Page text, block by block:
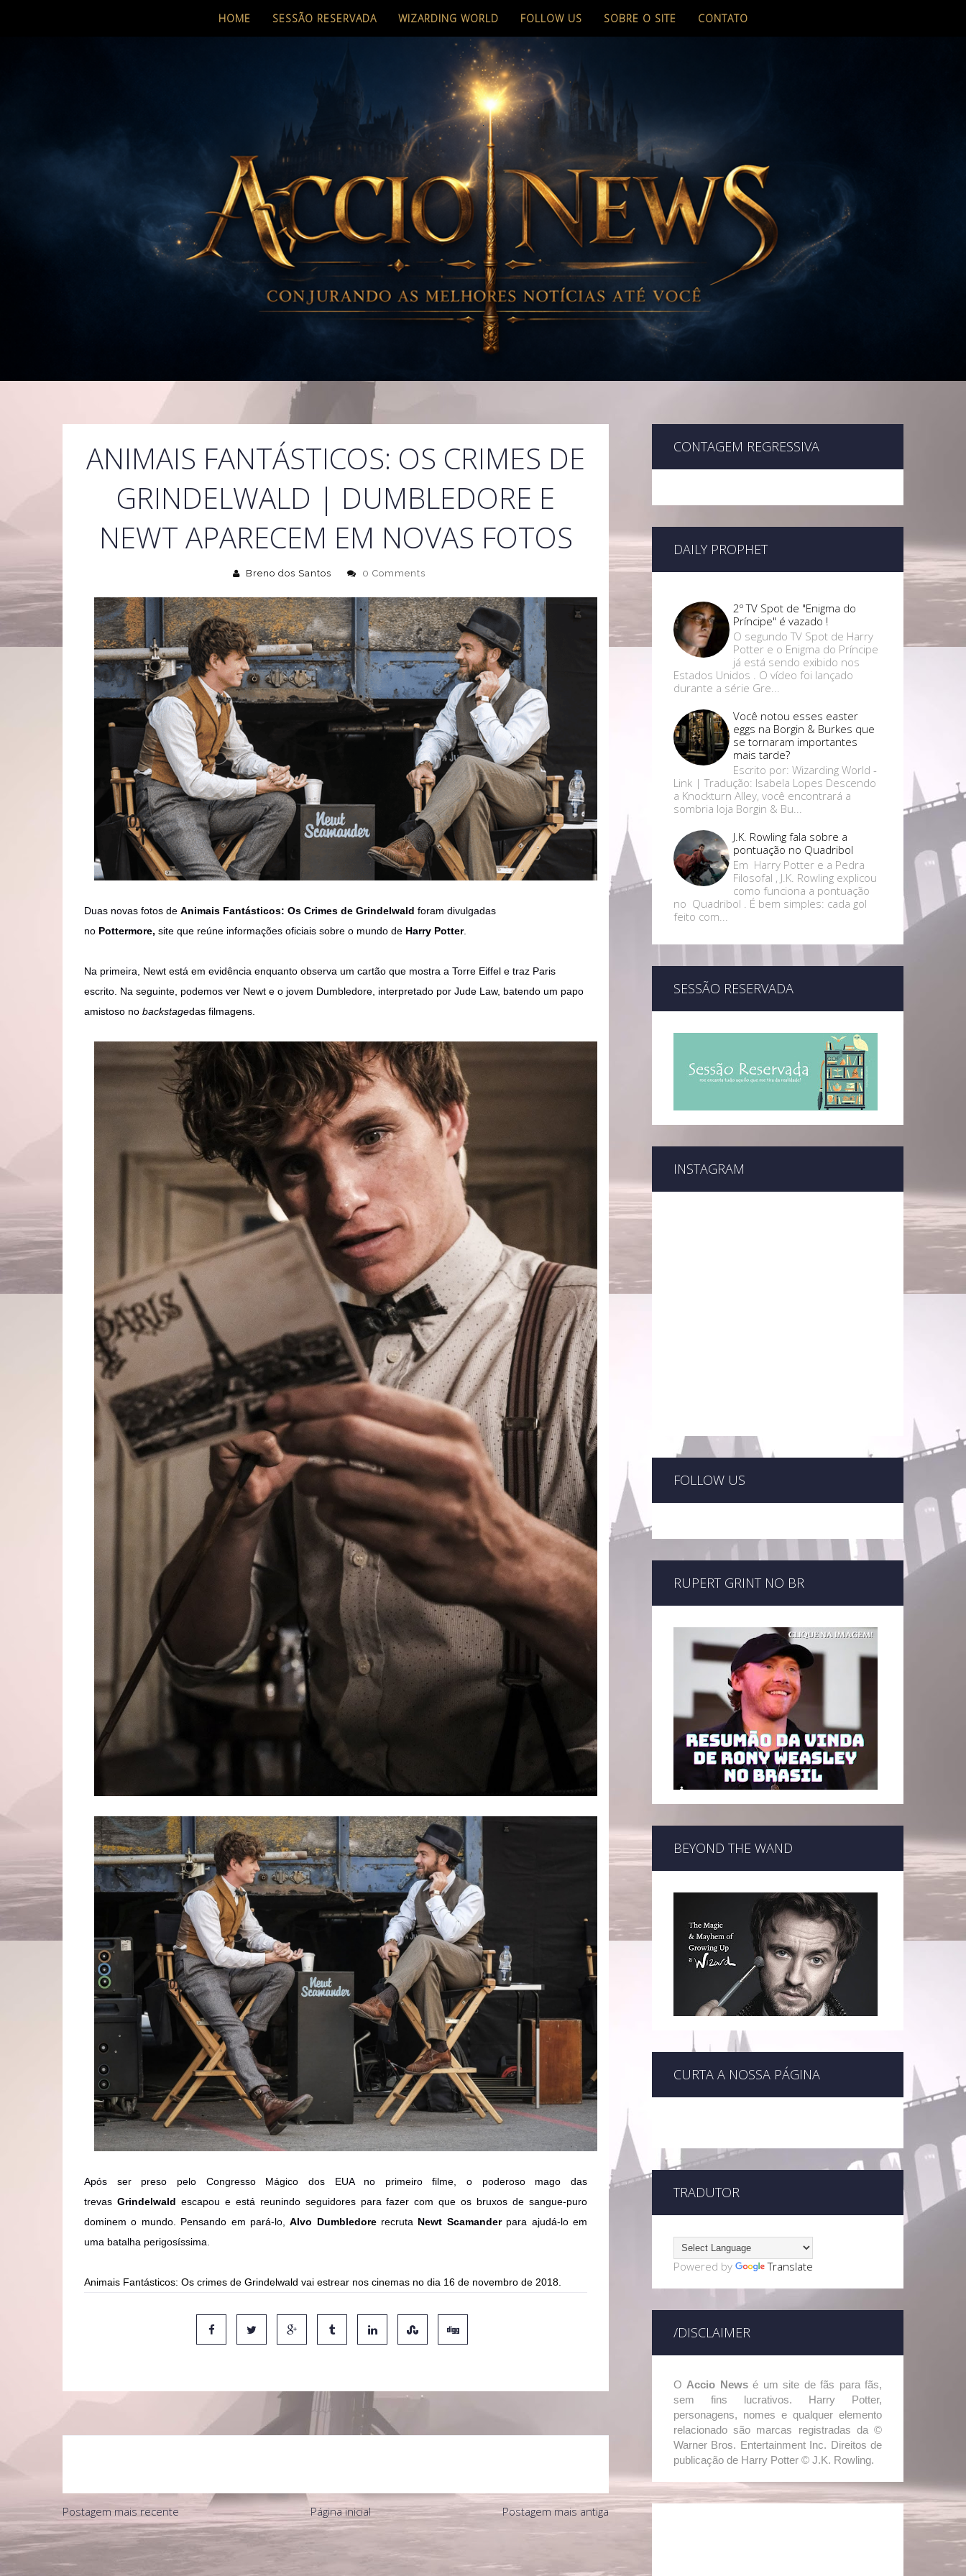
HOME SESSÃO RESERVADA WIZARDING WORLD FOLLOW US SOBRE O SITE CONTATO
ANIMAIS FANTÁSTICOS: OS CRIMES DE
GRINDELWALD | DUMBLEDORE E
NEWT APARECEM EM NOVAS FOTOS
Breno dos Santos 0 Comments
Duas novas fotos de Animais Fantásticos: Os Crimes de Grindelwald foram divulgadas
no Pottermore, site que reúne informações oficiais sobre o mundo de Harry Potter.
Na primeira, Newt está em evidência enquanto observa um cartão que mostra a Torre Eiffel e traz Paris
escrito. Na seguinte, podemos ver Newt e o jovem Dumbledore, interpretado por Jude Law, batendo um papo
amistoso no backstagedas filmagens.
Após ser preso pelo Congresso Mágico dos EUA no primeiro filme, o poderoso mago das
trevas Grindelwald escapou e está reunindo seguidores para fazer com que os bruxos de sangue-puro
dominem o mundo. Pensando em pará-lo,Alvo Dumbledorerecruta Newt Scamanderpara ajudá-lo em
uma batalha perigosíssima.
Animais Fantásticos: Os crimes de Grindelwald vai estrear nos cinemas no dia 16 de novembro de 2018.
Postagem mais recente Postagem mais antiga
Página inicial
CONTAGEM REGRESSIVA
DAILY PROPHET
2º TV Spot de "Enigma do
Príncipe" é vazado !
O segundo TV Spot de Harry
Potter e o Enigma do Príncipe
já está sendo exibido nos
Estados Unidos . O vídeo foi lançado
durante a série Gre...
Você notou esses easter
eggs na Borgin & Burkes que
se tornaram importantes
mais tarde?
Escrito por: Wizarding World -
Link | Tradução: Isabela Lopes Descendo
a Knockturn Alley, você encontrará a
sombria loja Borgin & Bu...
J.K. Rowling fala sobre a
pontuação no Quadribol
Em Harry Potter e a Pedra
Filosofal , J.K. Rowling explicou
como funciona a pontuação
no Quadribol . É bem simples: cada gol
feito com...
SESSÃO RESERVADA
INSTAGRAM
FOLLOW US
RUPERT GRINT NO BR
BEYOND THE WAND
CURTA A NOSSA PÁGINA
TRADUTOR
Powered by Translate
/DISCLAIMER
O Accio Newsé um site de fãs para fãs,
sem fins lucrativos. Harry Potter,
personagens, nomes e qualquer elemento
relacionado são marcas registradas da ©
Warner Bros. Entertainment Inc. Direitos de
publicação de Harry Potter © J.K. Rowling.